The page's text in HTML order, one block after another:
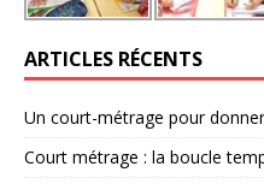
ARTICLES RÉCENTS
Un court-métrage pour
Court métrage : la boucle